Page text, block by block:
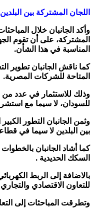
اللجان المشتركة بين البلدين
وأكد الجانبان خلال
المشتركة، على أن تقوم
المناسبة في هذا الشأن.
كما ناقش الجانبان تطوير
المتاحة للشركات المصرية.
وذلك للاستثمار في عدد من
للسودان، لا سيما مع
وثمن الجانبان التطور
بين البلدين لا سيما في
كما أشاد الجانبان
السكك الحديدية .
بالاضافة إلى الربط
للتعاون الاقتصادي والتجاري
وتطرقت المباحثات إلى